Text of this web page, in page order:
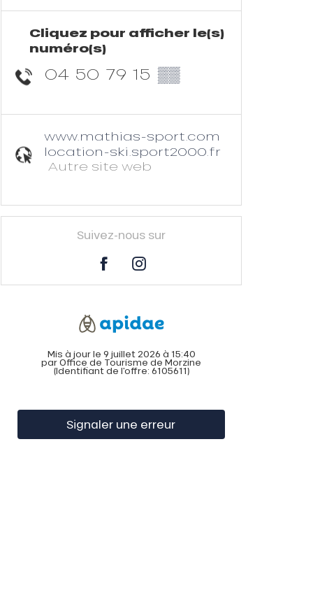
Cliquez pour afficher le(s)
numéro(s)
04 50 79 15 ▒▒
www.mathias-sport.com
location-ski.sport2000.fr
Autre site web
Suivez-nous sur
Mis à jour le 9 juillet 2026 à 15:40
par Office de Tourisme de Morzine
(Identifiant de l'offre: 6105611)
Signaler une erreur